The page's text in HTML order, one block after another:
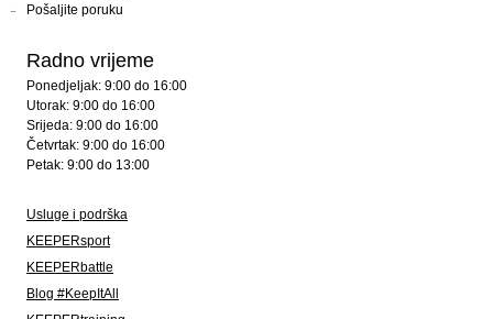
Pošaljite poruku
Radno vrijeme
Ponedjeljak: 9:00 do 16:00
Utorak: 9:00 do 16:00
Srijeda: 9:00 do 16:00
Četvrtak: 9:00 do 16:00
Petak: 9:00 do 13:00
Usluge i podrška
KEEPERsport
KEEPERbattle
Blog #KeepItAll